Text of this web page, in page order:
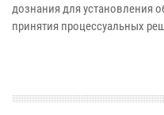
дознания для установления
принятия процессуальных